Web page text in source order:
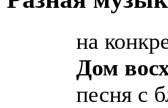
на
Дом
песня с